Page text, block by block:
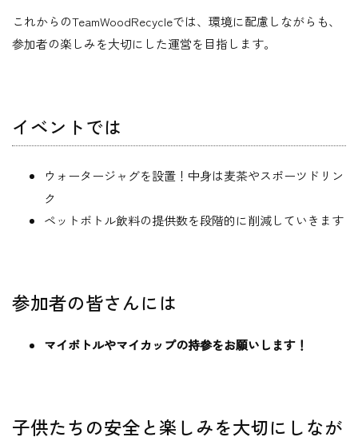
これからのTeamWoodRecycleでは、環境に配慮しながらも、
参加者の楽しみを大切にした運営を目指します。
イベントでは
ウォータージャグを設置！中身は麦茶やスポーツドリン
ク
ペットボトル飲料の提供数を段階的に削減していきます
参加者の皆さんには
マイボトルやマイカップの持参をお願いします！
子供たちの安全と楽しみを大切にしなが